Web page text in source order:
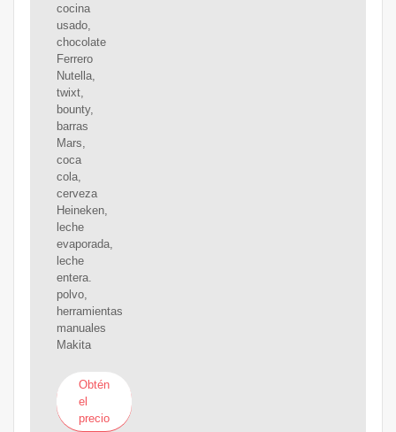
cocina
usado,
chocolate
Ferrero
Nutella,
twixt,
bounty,
barras
Mars,
coca
cola,
cerveza
Heineken,
leche
evaporada,
leche
entera.
polvo,
herramientas
manuales
Makita
Obtén
el
precio